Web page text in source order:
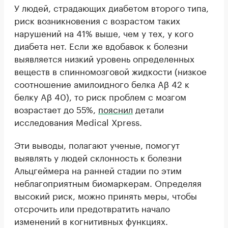
У людей, страдающих диабетом второго типа,
риск возникновения с возрастом таких
нарушений на 41% выше, чем у тех, у кого
диабета нет. Если же вдобавок к болезни
выявляется низкий уровень определенных
веществ в спинномозговой жидкости (низкое
соотношение амилоидного белка Aβ 42 к
белку Aβ 40), то риск проблем с мозгом
возрастает до 55%, пояснил детали
исследования Medical Xpress.
Эти выводы, полагают ученые, помогут
выявлять у людей склонность к болезни
Альцгеймера на ранней стадии по этим
неблагоприятным биомаркерам. Определяя
высокий риск, можно принять меры, чтобы
отсрочить или предотвратить начало
изменений в когнитивных функциях.